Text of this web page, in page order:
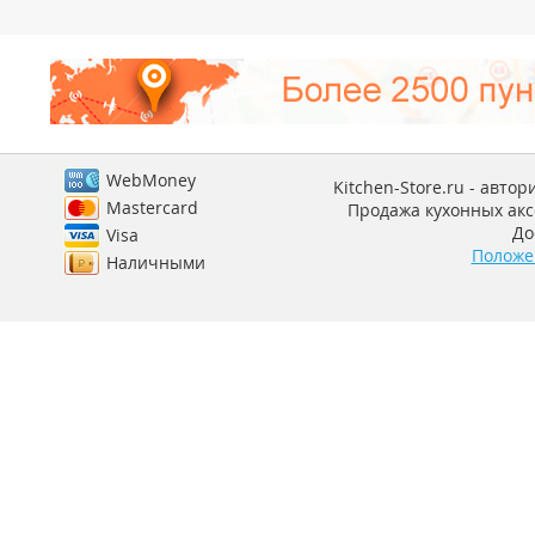
WebMoney
Mastercard
Visa
Наличными
Kitchen-Store.ru -
Продажа кухонных